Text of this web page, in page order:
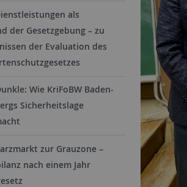
als
der Gesetzgebung – zu
der Evaluation des
Wie KriFoBW Baden-
Sicherheitslage
zur Grauzone –
nach einem Jahr